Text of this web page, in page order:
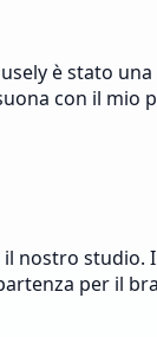
è stato
con il mio
nostro
per il